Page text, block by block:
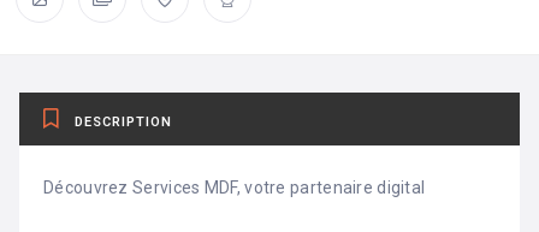
DESCRIPTION
Découvrez Services MDF, votre partenaire digital